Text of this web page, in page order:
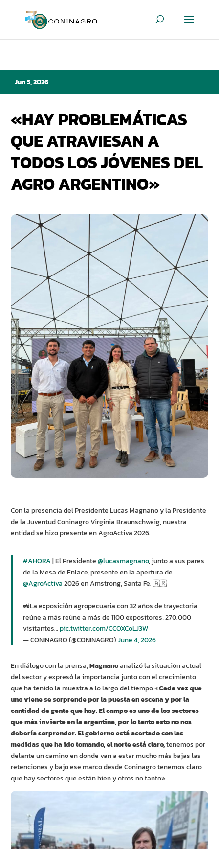
Jun 5, 2026
«HAY PROBLEMÁTICAS
QUE ATRAVIESAN A
TODOS LOS JÓVENES DEL
AGRO ARGENTINO»
Con la presencia del Presidente Lucas Magnano y la Presidente
de la Juventud Coninagro Virginia Braunschweig, nuestra
entidad se hizo presente en AgroActiva 2026.
#AHORA| El Presidente@lucasmagnano, junto a sus pares
de la Mesa de Enlace, presente en la apertura de
@AgroActiva2026 en Amstrong, Santa Fe. 🇦🇷
🚜La exposición agropecuaria con 32 años de trayectoria
reúne a más reúne a más de 1100 expositores, 270.000
visitantes…pic.twitter.com/CCOXCoLJ3W
— CONINAGRO (@CONINAGRO)June 4, 2026
En diálogo con la prensa,Magnanoanalizó la situación actual
del sector y expresó la importancia junto con el crecimiento
que ha tenido la muestra a lo largo del tiempo «Cada vez que
uno viene se sorprende por la puesta en escena y por la
cantidad de gente que hay. El campo es uno de los sectores
que más invierte en la argentina, por lo tanto esto no nos
debería sorprender. El gobierno está acertado con las
medidas que ha ido tomando, el norte está claro,tenemos por
delante un camino en donde van a estar mucho más bajas las
retenciones y bajo ese marco desde Coninagro tenemos claro
que hay sectores que están bien y otros no tanto».